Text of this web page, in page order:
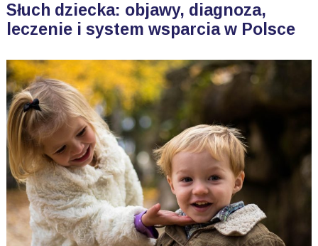
Słuch dziecka: objawy, diagnoza,
leczenie i system wsparcia w Polsce